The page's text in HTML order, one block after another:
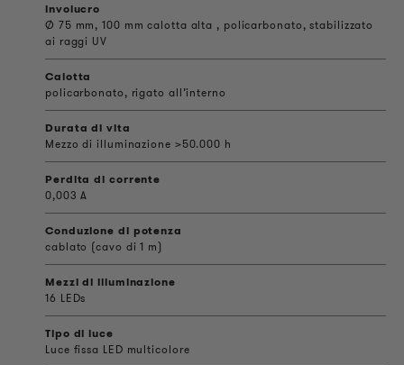
involucro
Ø 75 mm, 100 mm calotta alta , policarbonato, stabilizzato
ai raggi UV
Calotta
policarbonato, rigato all’interno
Durata di vita
Mezzo di illuminazione >50.000 h
Perdita di corrente
0,003 A
Conduzione di potenza
cablato (cavo di 1 m)
Mezzi di illuminazione
16 LEDs
Tipo di luce
Luce fissa LED multicolore